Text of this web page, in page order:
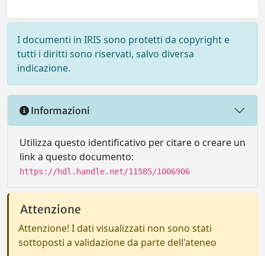
I documenti in IRIS sono protetti da copyright e
tutti i diritti sono riservati, salvo diversa
indicazione.
Informazioni
Utilizza questo identificativo per citare o creare un
link a questo documento:
https://hdl.handle.net/11585/1006906
Attenzione
Attenzione! I dati visualizzati non sono stati
sottoposti a validazione da parte dell'ateneo